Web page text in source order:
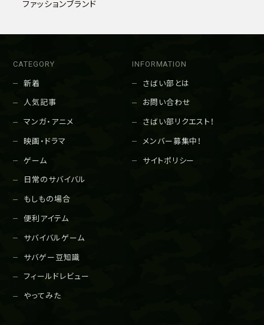
ファッションブランド
CATEGORY
新着
人気記事
マンガ・アニメ
映画・ドラマ
ゲーム
日常のサバイバル
もしもの場合
便利アイテム
サバイバルゲーム
サバゲー豆知識
フィールドレビュー
やってみた
INFORMATION
さばい部とは
お問い合わせ
さばい部リクエスト！
メンバー募集中！
サイトポリシー